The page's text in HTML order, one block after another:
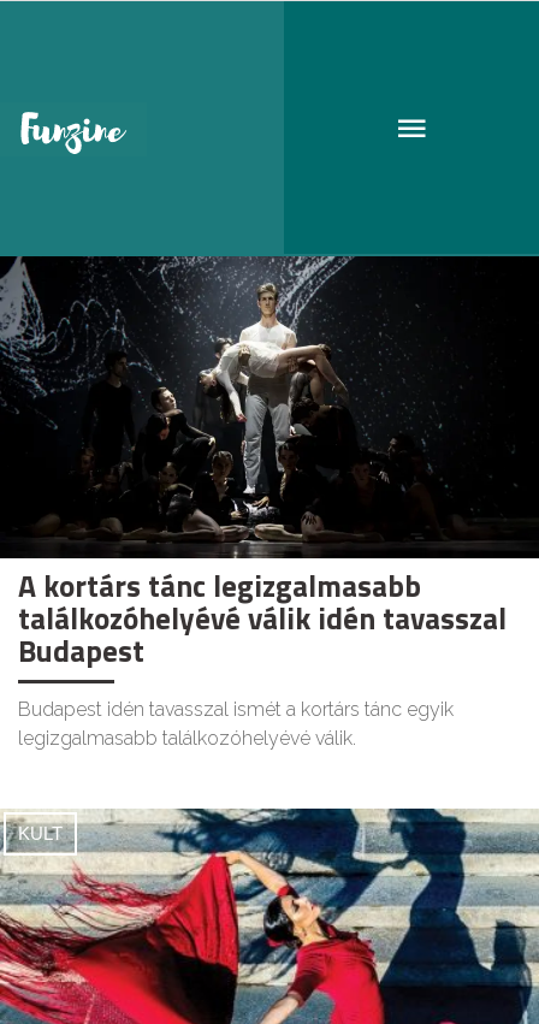
kortárs tánc
A kortárs tánc legizgalmasabb
találkozóhelyévé válik idén tavasszal
Budapest
Budapest idén tavasszal ismét a kortárs tánc egyik
legizgalmasabb találkozóhelyévé válik.
KULT